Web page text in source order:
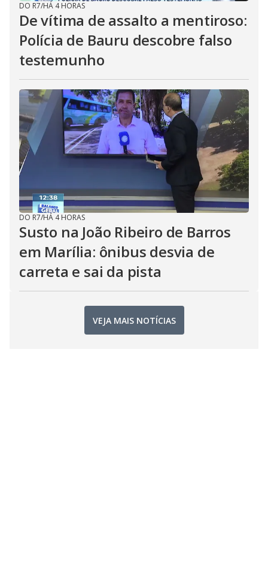
DO R7/HÁ 4 HORAS
De vítima de assalto a mentiroso:
Polícia de Bauru descobre falso
testemunho
DO R7/HÁ 4 HORAS
Susto na João Ribeiro de Barros
em Marília: ônibus desvia de
carreta e sai da pista
VEJA MAIS NOTÍCIAS